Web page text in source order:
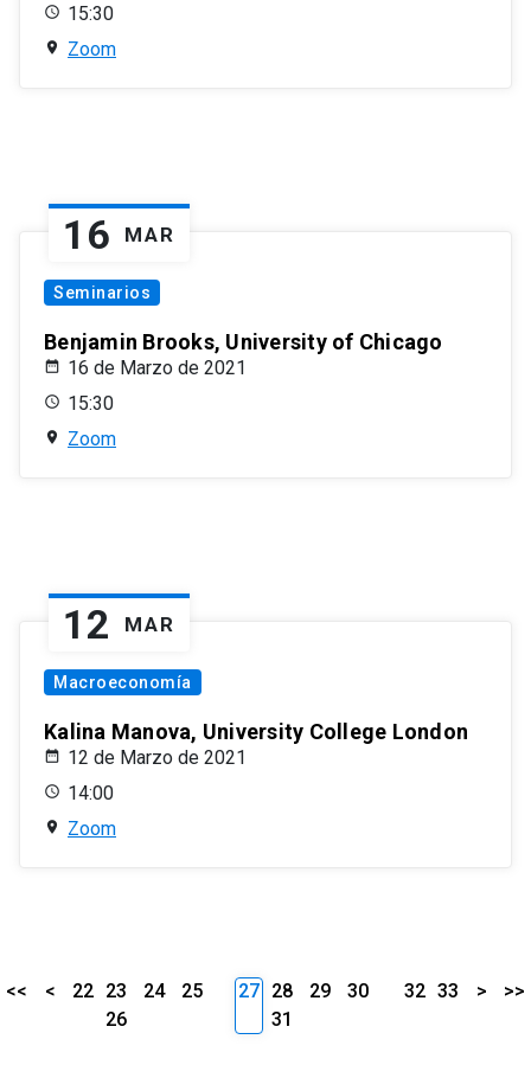
15:30
Zoom
16 MAR
Seminarios
Benjamin Brooks, University of Chicago
16 de Marzo de 2021
15:30
Zoom
12 MAR
Macroeconomía
Kalina Manova, University College London
12 de Marzo de 2021
14:00
Zoom
<< < 22 23 24
25
26
27 28 29
30
31
32 33 > >>